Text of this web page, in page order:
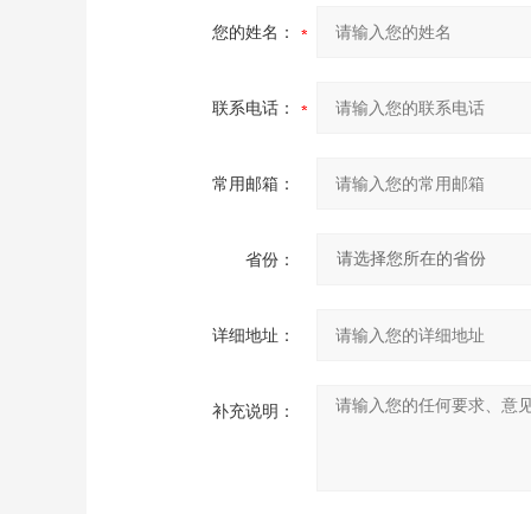
您的姓名：
联系电话：
常用邮箱：
省份：
详细地址：
补充说明：